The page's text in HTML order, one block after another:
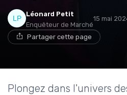
Léonard Petit
Enquêteur de Marché
15 mai
Partager cette page
Plongez dans l'univers